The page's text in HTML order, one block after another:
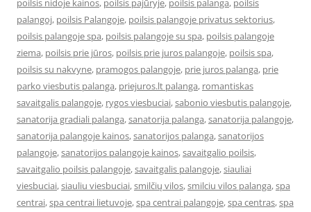
poilsis nidoje kainos, poilsis pajūryje, poilsis palanga, poilsis
palangoj, poilsis Palangoje, poilsis palangoje privatus sektorius,
poilsis palangoje spa, poilsis palangoje su spa, poilsis palangoje
ziema, poilsis prie jūros, poilsis prie juros palangoje, poilsis spa,
poilsis su nakvyne, pramogos palangoje, prie juros palanga, prie
parko viesbutis palanga, priejuros.lt palanga, romantiskas
savaitgalis palangoje, rygos viesbuciai,sabonio viesbutis palangoje,
sanatorija gradiali palanga,sanatorija palanga,sanatorija palangoje,
sanatorija palangoje kainos,sanatorijos palanga,sanatorijos
palangoje,sanatorijos palangoje kainos,savaitgalio poilsis,
savaitgalio poilsis palangoje,savaitgalis palangoje,siauliai
viesbuciai,siauliu viesbuciai,smilčių vilos,smilciu vilos palanga,spa
centrai,spa centrai lietuvoje,spa centrai palangoje,spa centras,spa